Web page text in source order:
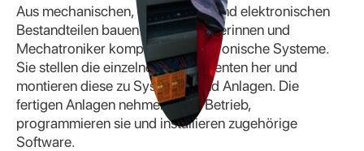
Aus mechanischen, elektrischen und elektronischen
Bestandteilen bauen Mechatronikerinnen und
Mechatroniker komplexe mechatronische Systeme.
Sie stellen die einzelnen Komponenten her und
montieren diese zu Systemen und Anlagen. Die
fertigen Anlagen nehmen sie in Betrieb,
programmieren sie und installieren zugehörige
Software.